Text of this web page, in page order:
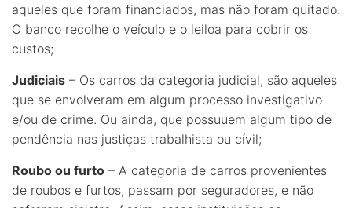
aqueles que foram financiados, mas não foram quitado.
O banco recolhe o veículo e o leiloa para cobrir os
custos;
Judiciais – Os carros da categoria judicial, são aqueles
que se envolveram em algum processo investigativo
e/ou de crime. Ou ainda, que possuuem algum tipo de
pendência nas justiças trabalhista ou cívil;
Roubo ou furto – A categoria de carros provenientes
de roubos e furtos, passam por seguradores, e não